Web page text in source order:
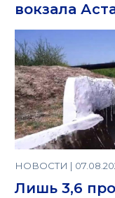
вокзала
НОВОСТИ |
Лишь 3,6